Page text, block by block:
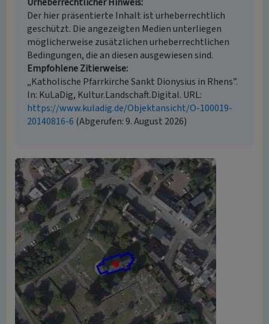
Der hier präsentierte Inhalt ist urheberrechtlich
geschützt. Die angezeigten Medien unterliegen
möglicherweise zusätzlichen urheberrechtlichen
Bedingungen, die an diesen ausgewiesen sind.
Empfohlene Zitierweise
„Katholische Pfarrkirche Sankt Dionysius in Rhens”.
In: KuLaDig, Kultur.Landschaft.Digital. URL:
https://www.kuladig.de/Objektansicht/O-100019-
20140816-6 (Abgerufen: 9. August 2026)